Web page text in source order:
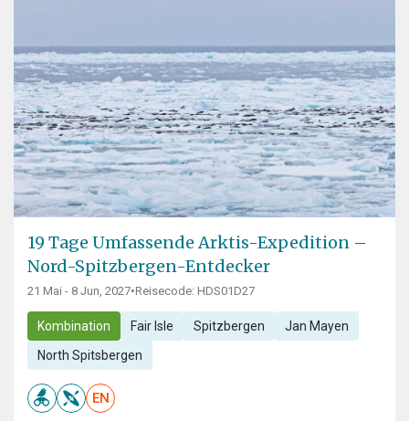
19 Tage Umfassende Arktis-Expedition –
Nord-Spitzbergen-Entdecker
21 Mai - 8 Jun, 2027•Reisecode: HDS01D27
Kombination Fair Isle Spitzbergen Jan Mayen
North Spitsbergen
EN